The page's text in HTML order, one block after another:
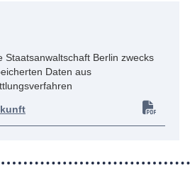
Staatsanwaltschaft Berlin zwecks
Daten aus